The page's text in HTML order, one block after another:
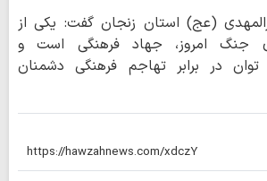
(عج) استان زنجان گفت: یکی از
جنگ امروز، جهاد فرهنگی است و
در برابر تهاجم فرهنگی دشمنان